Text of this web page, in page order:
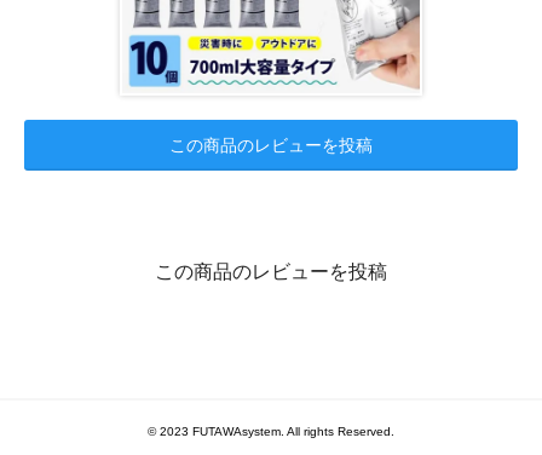
この商品のレビューを投稿
この商品のレビューを投稿
© 2023 FUTAWAsystem. All rights Reserved.